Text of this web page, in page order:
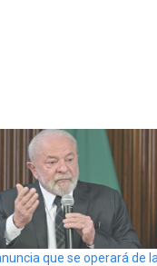
que se operará de la